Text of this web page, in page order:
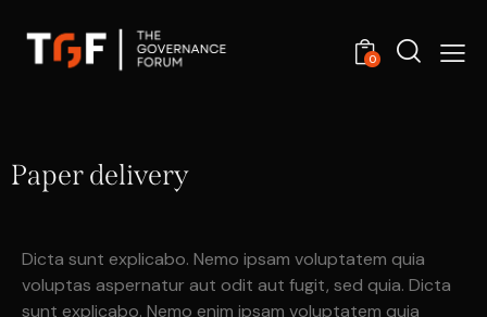
0
Paper delivery
Dicta sunt explicabo. Nemo ipsam voluptatem quia
voluptas aspernatur aut odit aut fugit, sed quia. Dicta
sunt explicabo. Nemo enim ipsam voluptatem quia